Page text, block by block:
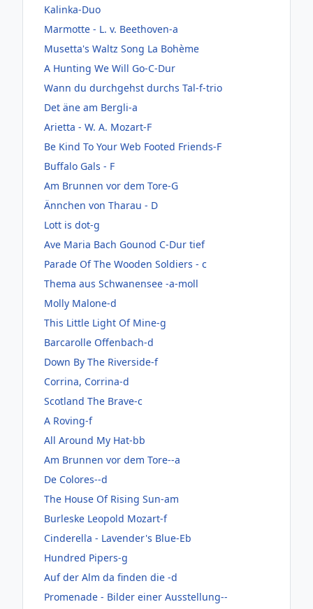
Kalinka-Duo
Marmotte - L. v. Beethoven-a
Musetta's Waltz Song La Bohème
A Hunting We Will Go-C-Dur
Wann du durchgehst durchs Tal-f-trio
Det äne am Bergli-a
Arietta - W. A. Mozart-F
Be Kind To Your Web Footed Friends-F
Buffalo Gals - F
Am Brunnen vor dem Tore-G
Ännchen von Tharau - D
Lott is dot-g
Ave Maria Bach Gounod C-Dur tief
Parade Of The Wooden Soldiers - c
Thema aus Schwanensee -a-moll
Molly Malone-d
This Little Light Of Mine-g
Barcarolle Offenbach-d
Down By The Riverside-f
Corrina, Corrina-d
Scotland The Brave-c
A Roving-f
All Around My Hat-bb
Am Brunnen vor dem Tore--a
De Colores--d
The House Of Rising Sun-am
Burleske Leopold Mozart-f
Cinderella - Lavender's Blue-Eb
Hundred Pipers-g
Auf der Alm da finden die -d
Promenade - Bilder einer Ausstellung--